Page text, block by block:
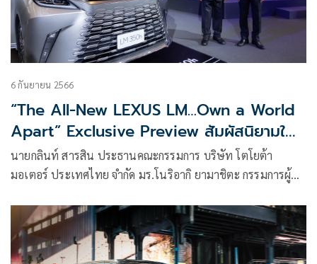
6 กันยายน 2566
“The All-New LEXUS LM…Own a World
Apart” Exclusive Preview สัมผัสนิยามใหม่
แห่งความหรูหรา สำหรับลูกค้าคนพิเศษ
นายกลินท์ สารสิน ประธานคณะกรรมการ บริษัท โตโยต้า
มอเตอร์ ประเทศไทย จำกัด มร.โนริอากิ ยามาชิตะ กรรมการผู้